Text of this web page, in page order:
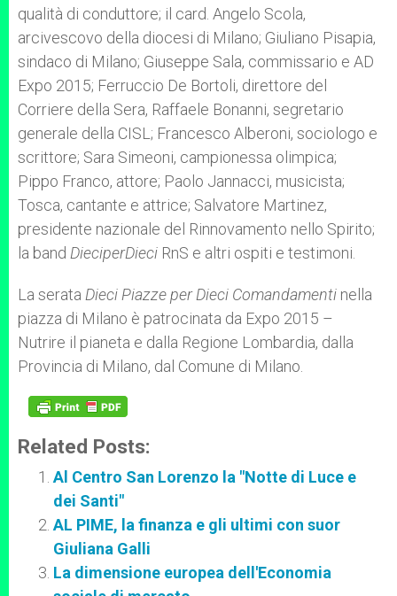
qualità di conduttore; il card. Angelo Scola,
arcivescovo della diocesi di Milano; Giuliano Pisapia,
sindaco di Milano; Giuseppe Sala, commissario e AD
Expo 2015; Ferruccio De Bortoli, direttore del
Corriere della Sera, Raffaele Bonanni, segretario
generale della CISL; Francesco Alberoni, sociologo e
scrittore; Sara Simeoni, campionessa olimpica;
Pippo Franco, attore; Paolo Jannacci, musicista;
Tosca, cantante e attrice; Salvatore Martinez,
presidente nazionale del Rinnovamento nello Spirito;
la band DieciperDieci RnS e altri ospiti e testimoni.
La serata Dieci Piazze per Dieci Comandamenti nella
piazza di Milano è patrocinata da Expo 2015 –
Nutrire il pianeta e dalla Regione Lombardia, dalla
Provincia di Milano, dal Comune di Milano.
Related Posts:
Al Centro San Lorenzo la "Notte di Luce e
dei Santi"
AL PIME, la finanza e gli ultimi con suor
Giuliana Galli
La dimensione europea dell'Economia